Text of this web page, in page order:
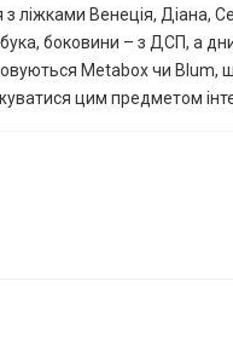
ліжками Венеція, Діана,
боковини – з ДСП, а
Metabox чи
цим предметом